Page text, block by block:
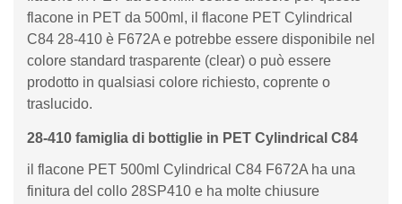
flacone in PET da 500ml, il flacone PET Cylindrical
C84 28-410 è F672A e potrebbe essere disponibile nel
colore standard trasparente (clear) o può essere
prodotto in qualsiasi colore richiesto, coprente o
traslucido.
28-410 famiglia di bottiglie in PET Cylindrical C84
il flacone PET 500ml Cylindrical C84 F672A ha una
finitura del collo 28SP410 e ha molte chiusure